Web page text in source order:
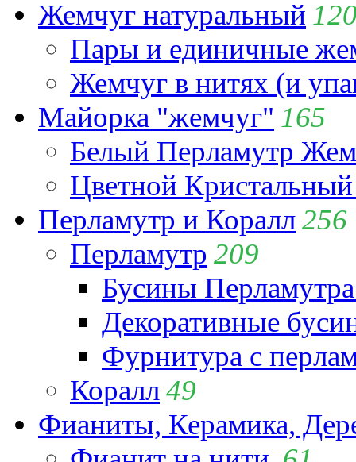
Жемчуг натуральный
Пары и единичные
Жемчуг в нитях (и
Майорка "жемчуг" 165
Белый Перламутр
Цветной
Перламутр и Коралл256
Перламутр 209
Бусины
Декоративные
Фурнитура с
Коралл49
Фианиты, Керамика,